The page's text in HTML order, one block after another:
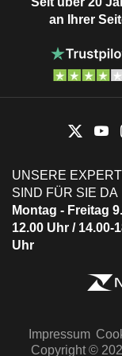
an Ihrer
UNSERE
SIND FÜR SIE DA
Montag - Freitag
12.00 Uhr / 14.00-
Uhr
Impressum
Copyright ©